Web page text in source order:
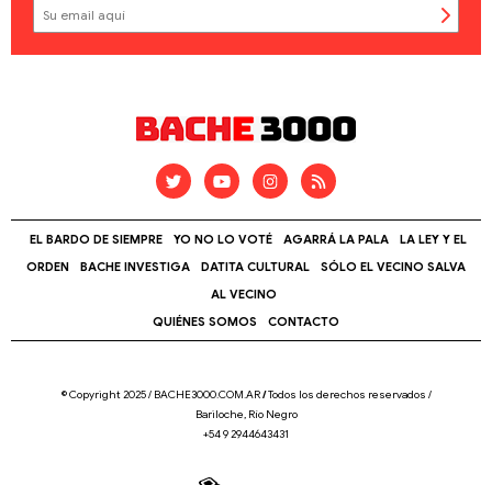
EL BARDO DE SIEMPRE YO NO LO VOTÉ AGARRÁ LA PALA
LA LEY Y EL
ORDEN
BACHE INVESTIGA DATITA CULTURAL
SÓLO EL VECINO SALVA
AL VECINO
QUIÉNES SOMOS
CONTACTO
© Copyright 2025 / BACHE3000.COM.AR/Todos los derechos reservados /
Bariloche, Río Negro
+54 9 2944643431